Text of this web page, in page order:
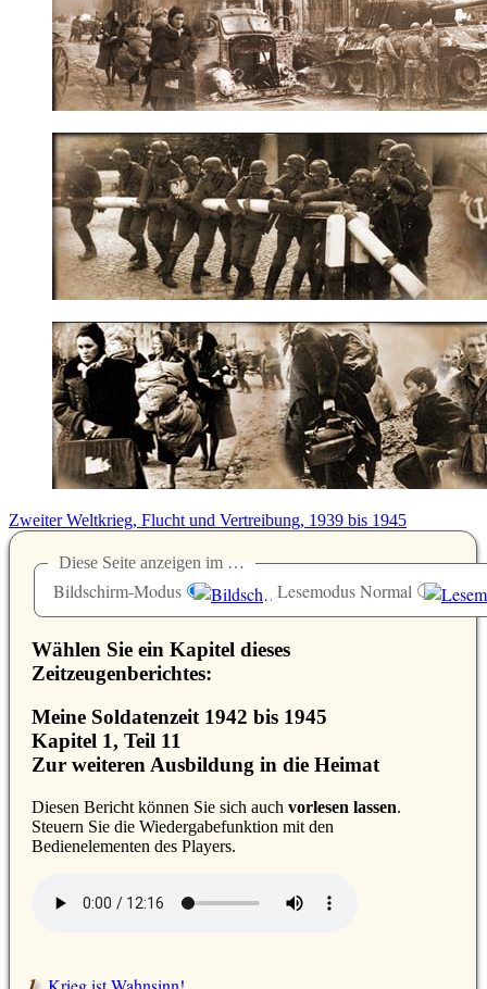
Zweiter Weltkrieg, Flucht und Vertreibung, 1939 bis 1945
Diese Seite anzeigen im …
Bildschirm-Modus Lesemodus Normal
Wählen Sie ein Kapitel dieses
Zeitzeugenberichtes:
Meine Soldatenzeit 1942 bis 1945
Kapitel 1, Teil 11
Zur weiteren Ausbildung in die Heimat
Diesen Bericht können Sie sich auch vorlesen lassen.
Steuern Sie die Wiedergabefunktion mit den
Bedienelementen des Players.